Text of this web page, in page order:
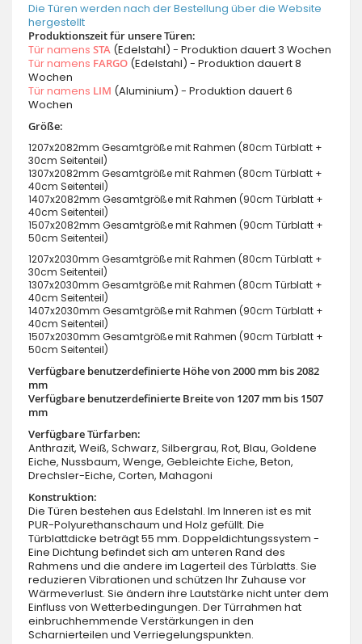
Die Türen werden nach der Bestellung über die Website
hergestellt
Produktionszeit für unsere Türen:
Tür namens STA (Edelstahl) - Produktion dauert 3 Wochen
Tür namens FARGO (Edelstahl) - Produktion dauert 8
Wochen
Tür namens LIM (Aluminium) - Produktion dauert 6
Wochen
Größe:
1207x2082mm Gesamtgröße mit Rahmen (80cm Türblatt +
30cm Seitenteil)
1307x2082mm Gesamtgröße mit Rahmen (80cm Türblatt +
40cm Seitenteil)
1407x2082mm Gesamtgröße mit Rahmen (90cm Türblatt +
40cm Seitenteil)
1507x2082mm Gesamtgröße mit Rahmen (90cm Türblatt +
50cm Seitenteil)
1207x2030mm Gesamtgröße mit Rahmen (80cm Türblatt +
30cm Seitenteil)
1307x2030mm Gesamtgröße mit Rahmen (80cm Türblatt +
40cm Seitenteil)
1407x2030mm Gesamtgröße mit Rahmen (90cm Türblatt +
40cm Seitenteil)
1507x2030mm Gesamtgröße mit Rahmen (90cm Türblatt +
50cm Seitenteil)
Verfügbare benutzerdefinierte Höhe von 2000 mm bis 2082
mm
Verfügbare benutzerdefinierte Breite von 1207 mm bis 1507
mm
Verfügbare Türfarben:
Anthrazit, Weiß, Schwarz, Silbergrau, Rot, Blau, Goldene
Eiche, Nussbaum, Wenge, Gebleichte Eiche, Beton,
Drechsler-Eiche, Corten, Mahagoni
Konstruktion:
Die Türen bestehen aus Edelstahl. Im Inneren ist es mit
PUR-Polyurethanschaum und Holz gefüllt. Die
Türblattdicke beträgt 55 mm. Doppeldichtungssystem -
Eine Dichtung befindet sich am unteren Rand des
Rahmens und die andere im Lagerteil des Türblatts. Sie
reduzieren Vibrationen und schützen Ihr Zuhause vor
Wärmeverlust. Sie ändern ihre Lautstärke nicht unter dem
Einfluss von Wetterbedingungen. Der Türrahmen hat
einbruchhemmende Verstärkungen in den
Scharnierteilen und Verriegelungspunkten.